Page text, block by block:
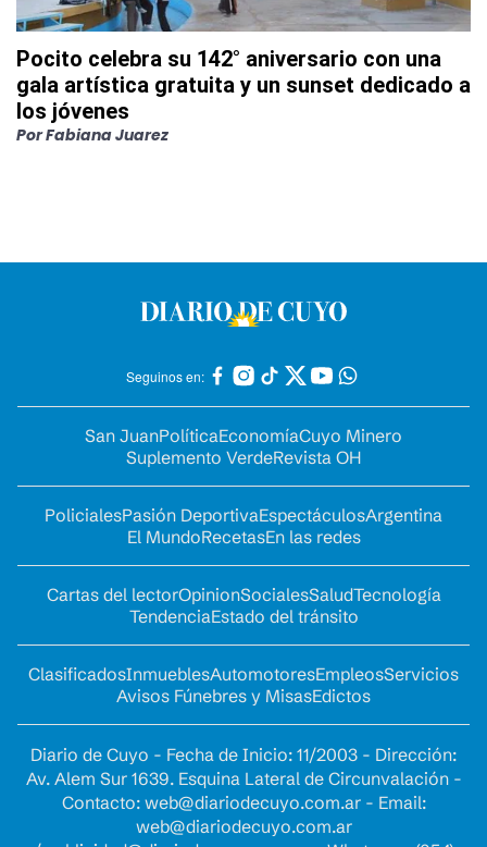
Pocito celebra su 142° aniversario con una
gala artística gratuita y un sunset dedicado a
los jóvenes
PorFabiana Juarez
Seguinos en:
San JuanPolíticaEconomíaCuyo Minero
Suplemento VerdeRevista OH
PolicialesPasión DeportivaEspectáculosArgentina
El MundoRecetasEn las redes
Cartas del lectorOpinionSocialesSaludTecnología
TendenciaEstado del tránsito
ClasificadosInmueblesAutomotoresEmpleosServicios
Avisos Fúnebres y MisasEdictos
Diario de Cuyo - Fecha de Inicio: 11/2003 - Dirección:
Av. Alem Sur 1639. Esquina Lateral de Circunvalación -
Contacto: web@diariodecuyo.com.ar- Email:
web@diariodecuyo.com.ar